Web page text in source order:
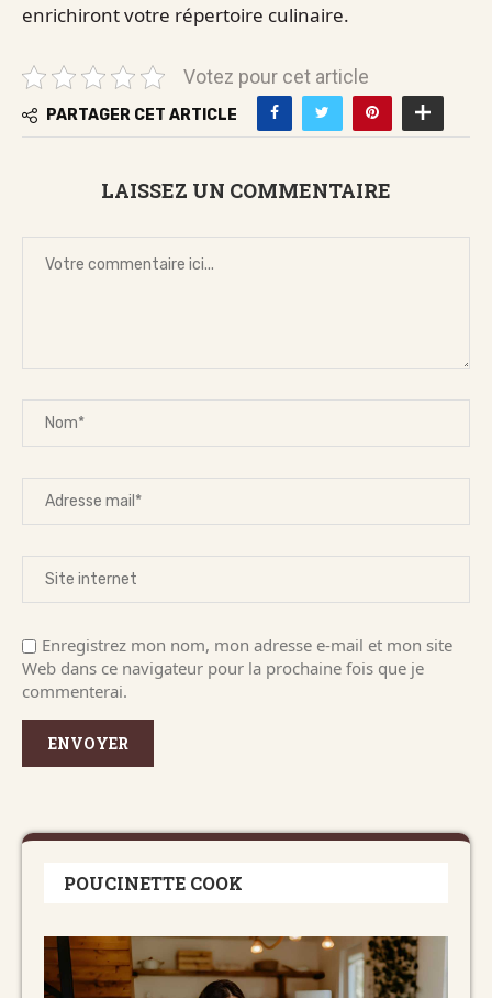
enrichiront votre répertoire culinaire.
Votez pour cet article
PARTAGER CET ARTICLE
LAISSEZ UN COMMENTAIRE
Enregistrez mon nom, mon adresse e-mail et mon site
Web dans ce navigateur pour la prochaine fois que je
commenterai.
POUCINETTE COOK